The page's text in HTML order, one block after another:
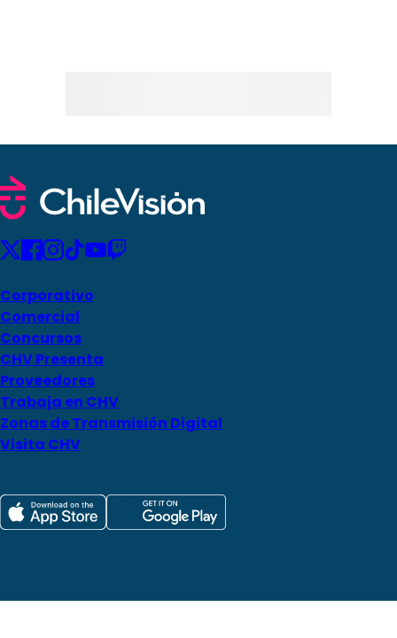
Corporativo
Comercial
Concursos
CHV Presenta
Proveedores
Trabaja en CHV
Zonas de Transmisión Digital
Visita CHV